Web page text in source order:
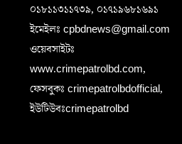
০১৮১১৩১১৭৩৯, ০১৭১৯৬৮১৬৯১
ইমেইলঃ cpbdnews@gmail.com
ওয়েবসাইটঃ
www.crimepatrolbd.com,
ফেসবুকঃ crimepatrolbdofficial,
ইউটিউবঃcrimepatrolbd